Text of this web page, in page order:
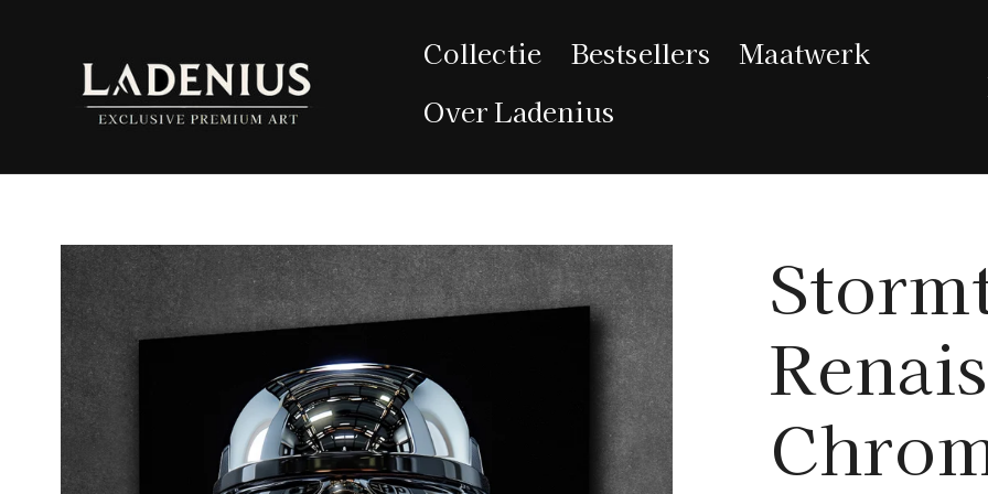
Collectie Bestsellers
Maatwerk
Over Ladenius
d